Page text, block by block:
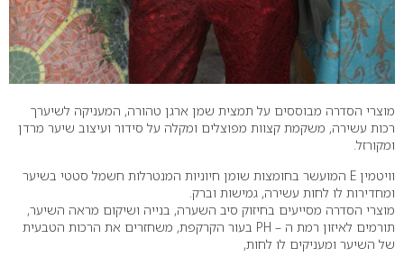
מוצרי הסדרה מבוססים על תמצית שמן ארגן טהורה, המעניקה לשיערך
רכות עשירה, משקמת קצוות מפוצלים ומקלה על סידור ועיצוב שיער מרדן
ומקורזל.
וויטמין E המועשר בחומצות שומן חיוניות המנטרלות חשמל סטטי בשיער
ומחדירות לו לחות עשירה, גמישות וברק.
מוצרי הסדרה מסייעים בחיזוק סיב השערה, בנייה ושיקום מראה השיער,
תורמים לאיזון רמת ה – PH בעור הקרקפת, משחזרים את הרכות הטבעית
של השיער ומעניקים לו לחות,